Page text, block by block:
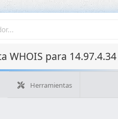
WHOIS para 14.97.4.34
Herramientas